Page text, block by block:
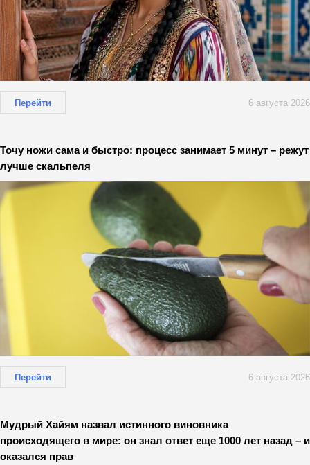
Перейти 6 августа 2026
Точу ножи сама и быстро: процесс занимает 5 минут – режут
лучше скальпеля
Перейти 6 августа 2026
Мудрый Хайям назвал истинного виновника
происходящего в мире: он знал ответ еще 1000 лет назад – и
оказался прав